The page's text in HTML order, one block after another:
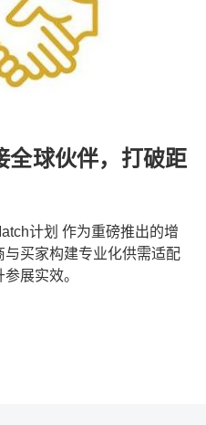
球伙伴，打破距
计划 作为重磅推出的增
买家构建专业化供需适配
展实效。